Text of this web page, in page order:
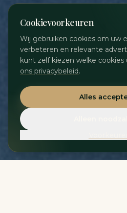
Cookievoorkeuren
Wij gebruiken cookies om uw
verbeteren en relevante
kunt zelf kiezen welke cookies
ons privacybeleid.
Alles